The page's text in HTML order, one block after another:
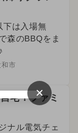
下は入場無
森のBBQをま
市
宅！ファミ
ナル電気チェ
×